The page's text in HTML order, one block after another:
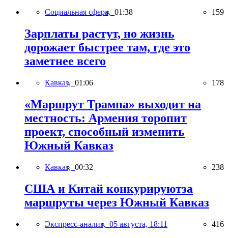
Социальная сфера, 01:38 159
Зарплаты растут, но жизнь
дорожает быстрее там, где это
заметнее всего
Кавказ, 01:06 178
«Маршрут Трампа» выходит на
местность: Армения торопит
проект, способный изменить
Южный Кавказ
Кавказ, 00:32 238
США и Китай конкурируютза
маршруты через Южный Кавказ
Экспресс-анализ, 05 августа, 18:11 416